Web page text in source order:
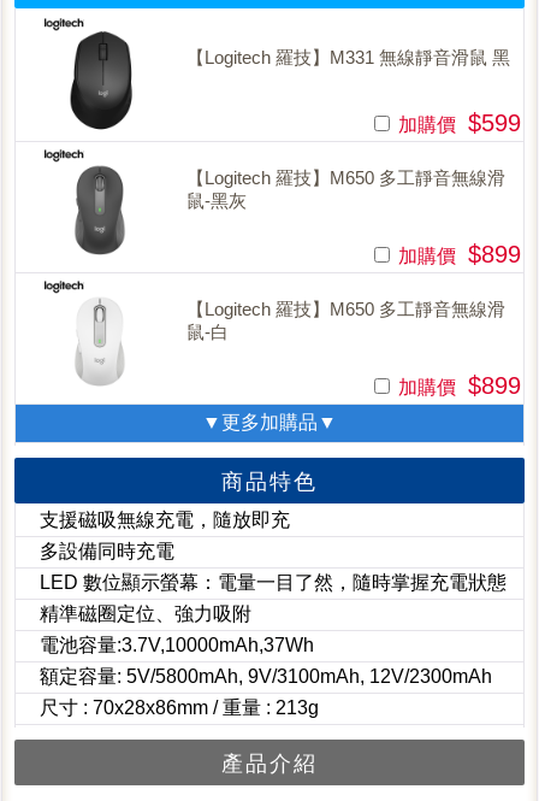
【Logitech 羅技】M331 無線靜音滑鼠 黑
加購價 $599
【Logitech 羅技】M650 多工靜音無線滑
鼠-黑灰
加購價 $899
【Logitech 羅技】M650 多工靜音無線滑
鼠-白
加購價 $899
▼更多加購品▼
商品特色
支援磁吸無線充電，隨放即充
多設備同時充電
LED 數位顯示螢幕：電量一目了然，隨時掌握充電狀態
精準磁圈定位、強力吸附
電池容量:3.7V,10000mAh,37Wh
額定容量: 5V/5800mAh, 9V/3100mAh, 12V/2300mAh
尺寸 : 70x28x86mm / 重量 : 213g
產品介紹